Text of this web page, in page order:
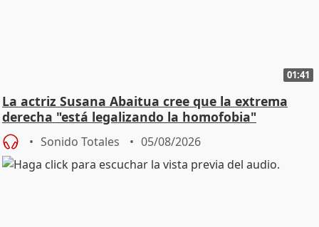
01:41
La actriz Susana Abaitua cree que la extrema
derecha "está legalizando la homofobia"
Sonido Totales 05/08/2026